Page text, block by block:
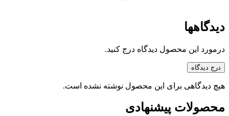
دیدگاهها
درمورد این محصول دیدگاه درج کنید.
درج دیدگاه
هیچ دیدگاهی برای این محصول نوشته نشده است.
محصولات پیشنهادی